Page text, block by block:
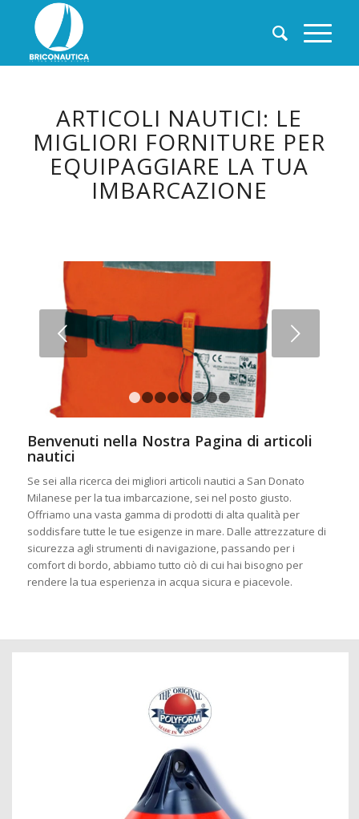
ARTICOLI NAUTICI: LE
MIGLIORI FORNITURE PER
EQUIPAGGIARE LA TUA
IMBARCAZIONE
Succ
1 2 3 4 5
Benvenuti nella Nostra Pagina di articoli
nautici
Se sei alla ricerca dei migliori articoli nautici a San Donato
Milanese per la tua imbarcazione, sei nel posto giusto.
Offriamo una vasta gamma di prodotti di alta qualità per
soddisfare tutte le tue esigenze in mare. Dalle attrezzature di
sicurezza agli strumenti di navigazione, passando per i
comfort di bordo, abbiamo tutto ciò di cui hai bisogno per
rendere la tua esperienza in acqua sicura e piacevole.